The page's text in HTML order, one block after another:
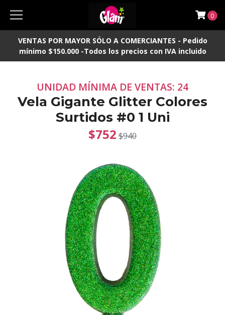
VENTAS POR MAYOR SÓLO A COMERCIANTES - Pedido
mínimo $150.000 -Todos los precios con IVA incluido
0
UNIDAD MÍNIMA DE VENTAS: 24
Vela Gigante Glitter Colores
Surtidos #0 1 Uni
$752 $940